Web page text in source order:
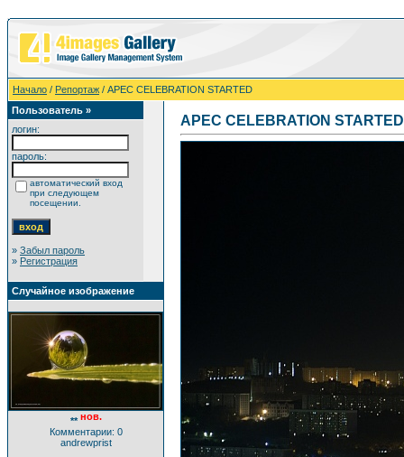
Начало / Репортаж / APEC CELEBRATION STARTED
Пользователь »
логин:
пароль:
автоматический вход
при следующем
посещении.
» Забыл пароль
» Регистрация
Случайное изображение
** нов.
Комментарии: 0
andrewprist
APEC CELEBRATION STARTED